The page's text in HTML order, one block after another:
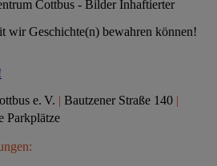
wir Geschichte(n) bewahren können!
e. V. | Bautzener Straße 140 |
Parkplätze